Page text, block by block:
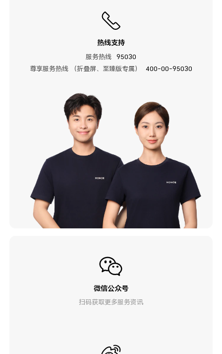
热线支持
服务热线
95030
尊享服务热线 （折叠屏、至臻版专属）
400-00-95030
微信公众号
扫码获取更多服务资讯